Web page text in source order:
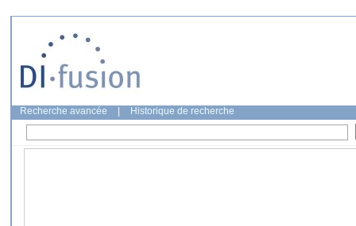
Recherche avancée Historique de recherche